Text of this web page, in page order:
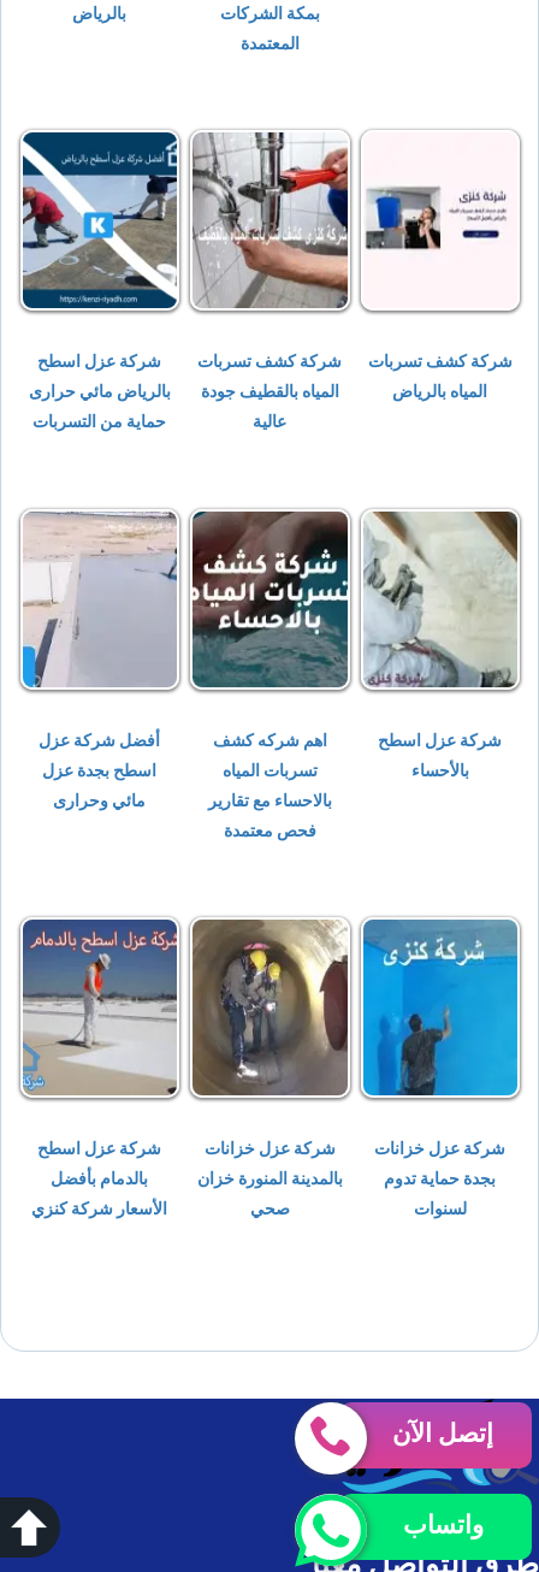
بمكة الشركات
المعتمدة
بالرياض
شركة كشف تسربات
المياه بالرياض
شركة كشف تسربات
المياه بالقطيف جودة
عالية
شركة عزل اسطح
بالرياض مائي حرارى
حماية من التسربات
شركة عزل اسطح
بالأحساء
اهم شركه كشف
تسربات المياه
بالاحساء مع تقارير
فحص معتمدة
أفضل شركة عزل
اسطح بجدة عزل
مائي وحرارى
شركة عزل خزانات
بجدة حماية تدوم
لسنوات
شركة عزل خزانات
بالمدينة المنورة خزان
صحي
شركة عزل اسطح
بالدمام بأفضل
الأسعار شركة كنزي
طرق التواصل معنا
إتصل الآن
واتساب